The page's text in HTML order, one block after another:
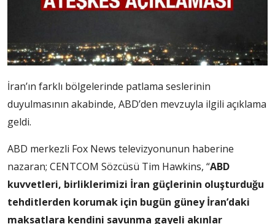
İran’ın farklı bölgelerinde patlama seslerinin
duyulmasının akabinde, ABD’den mevzuyla ilgili açıklama
geldi.
ABD merkezli Fox News televizyonunun haberine
nazaran; CENTCOM Sözcüsü Tim Hawkins, “ABD
kuvvetleri, birliklerimizi İran güçlerinin oluşturduğu
tehditlerden korumak için bugün güney İran’daki
maksatlara kendini savunma gayeli akınlar